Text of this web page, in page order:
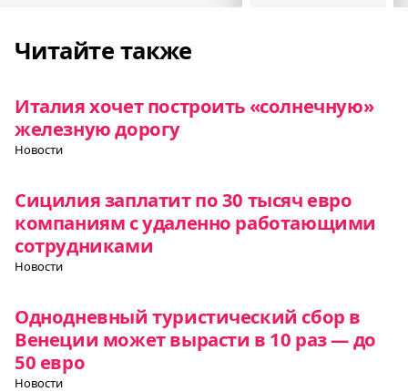
Читайте также
Италия хочет построить «солнечную»
железную дорогу
Новости
Сицилия заплатит по 30 тысяч евро
компаниям с удаленно работающими
сотрудниками
Новости
Однодневный туристический сбор в
Венеции может вырасти в 10 раз — до
50 евро
Новости